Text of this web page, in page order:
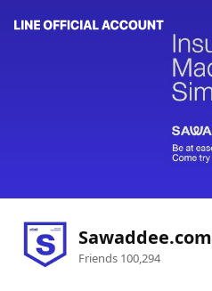
Sawaddee.com
Friends 100,294